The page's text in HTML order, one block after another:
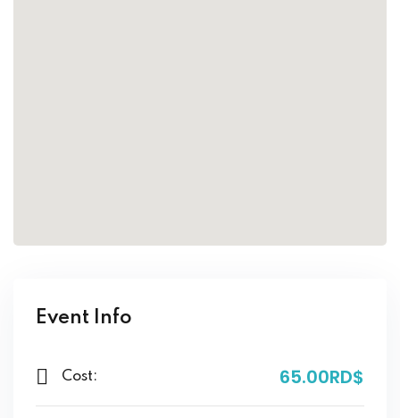
Event Info
Cost: 65.00RD$